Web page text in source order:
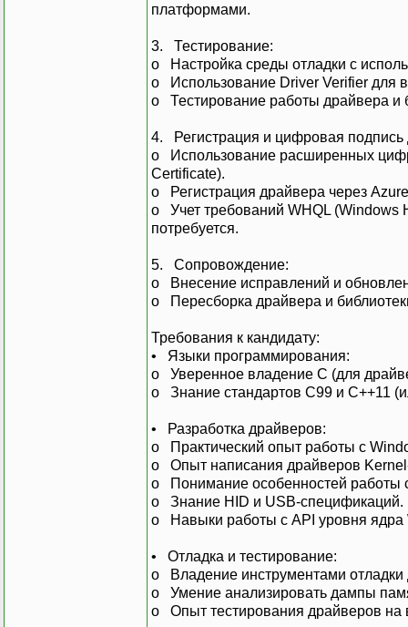
платформами.
3. Тестирование:
o Настройка среды отладки с
o Использование Driver Verifier для
o Тестирование работы драйвера и
4. Регистрация и цифровая подпись
o Использование расширенных
Certificate).
o Регистрация драйвера через
o Учет требований WHQL (Windows
потребуется.
5. Сопровождение:
o Внесение исправлений и
o Пересборка драйвера и
Требования к кандидату:
• Языки программирования:
o Уверенное владение C (для
o Знание стандартов C99 и C++11
• Разработка драйверов:
o Практический опыт работы с
o Опыт написания драйверов
o Понимание особенностей работы
o Знание HID и USB-спецификаций.
o Навыки работы с API уровня ядра
• Отладка и тестирование:
o Владение инструментами
o Умение анализировать дампы
o Опыт тестирования драйверов на